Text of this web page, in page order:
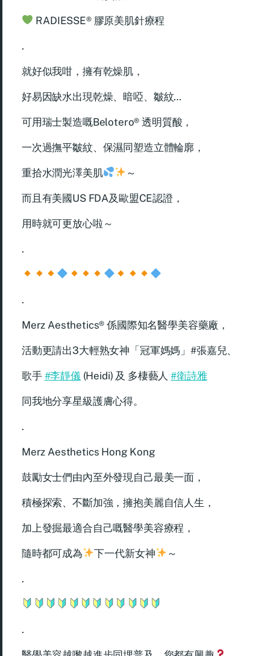
RADIESSE® 膠原美肌針療程
.
就好似我咁，擁有乾燥肌，
好易因缺水出現乾燥、暗啞、皺紋…
可用瑞士製造嘅Belotero® 透明質酸，
一次過撫平皺紋、保濕同塑造立體輪廓，
重拾水潤光澤美肌 ～
而且有美國US FDA及歐盟CE認證，
用時就可更放心啦～
.
.
Merz Aesthetics® 係國際知名醫學美容藥廠，
活動更請出3大輕熟女神「冠軍媽媽」#張嘉兒、
歌手 #李靜儀(Heidi) 及 多棲藝人#衛詩雅
同我地分享星級護膚心得。
.
Merz Aesthetics Hong Kong
鼓勵女士們由內至外發現自己最美一面，
積極探索、不斷加強，擁抱美麗自信人生，
加上發掘最適合自己嘅醫學美容療程，
隨時都可成為 下一代新女神 ～
.
.